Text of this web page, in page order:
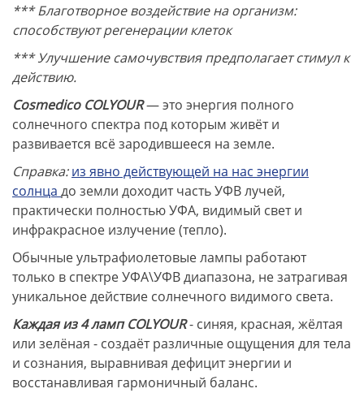
*** Благотворное воздействие на организм:
способствуют регенерации клеток
*** Улучшение самочувствия предполагает стимул к
действию.
Cosmedico COLYOUR— это энергия полного
солнечного спектра под которым живёт и
развивается всё зародившееся на земле.
Справка: из явно действующей на нас энергии
солнца до земли доходит часть УФВ лучей,
практически полностью УФА, видимый свет и
инфракрасное излучение (тепло).
Обычные ультрафиолетовые лампы работают
только в спектре УФА\УФВ диапазона, не затрагивая
уникальное действие солнечного видимого света.
Каждая из 4 ламп COLYOUR- синяя, красная, жёлтая
или зелёная - создаёт различные ощущения для тела
и сознания, выравнивая дефицит энергии и
восстанавливая гармоничный баланс.